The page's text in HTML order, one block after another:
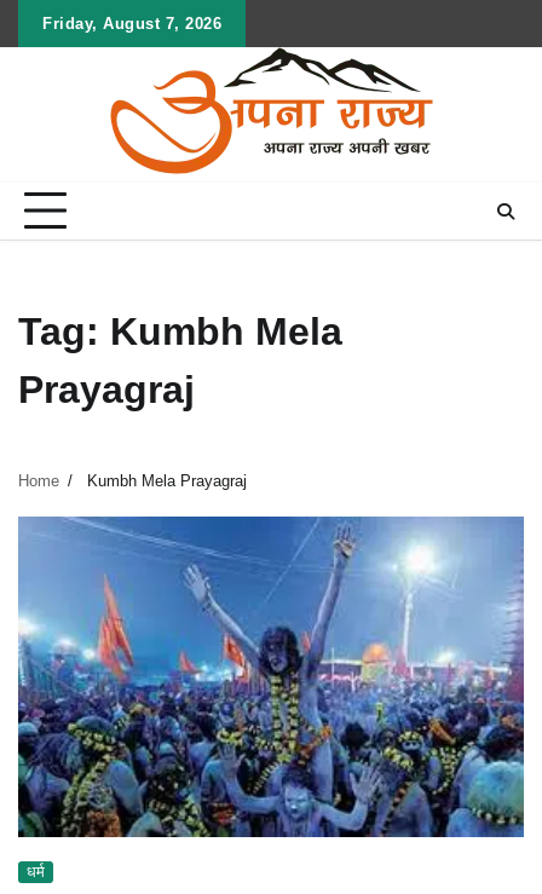
Friday, August 7, 2026
Tag: Kumbh Mela
Prayagraj
Home Kumbh Mela Prayagraj
धर्म